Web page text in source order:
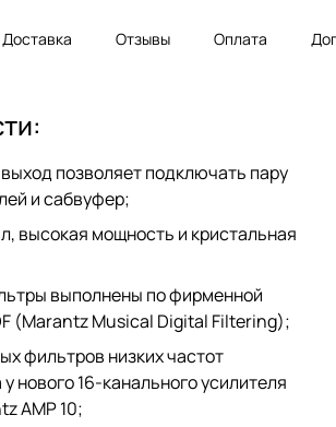
Marantz
меняет
Доставка Отзывы Оплата
позволяет подключать пару
и сабвуфер;
высокая мощность и кристальная
выполнены по фирменной
(Marantz Musical Digital Filtering);
фильтров низких частот
нового 16-канального усилителя
AMP 10;